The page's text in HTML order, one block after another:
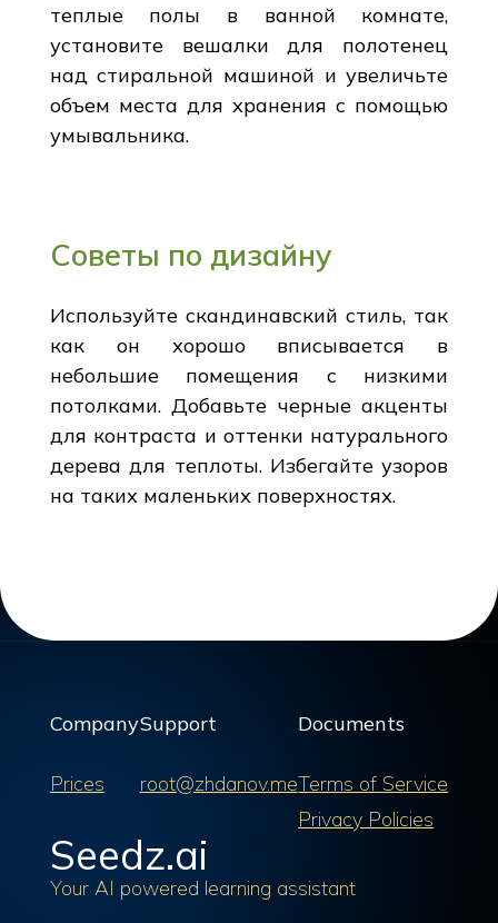
теплые полы в ванной комнате,
установите вешалки для полотенец
над стиральной машиной и увеличьте
объем места для хранения с помощью
умывальника.
Советы по дизайну
Используйте скандинавский стиль, так
как он хорошо вписывается в
небольшие помещения с низкими
потолками. Добавьте черные акценты
для контраста и оттенки натурального
дерева для теплоты. Избегайте узоров
на таких маленьких поверхностях.
Company
Prices
Support
root@zhdanov.me
Documents
Terms of Service
Privacy Policies
Seedz.ai
Your AI powered learning assistant